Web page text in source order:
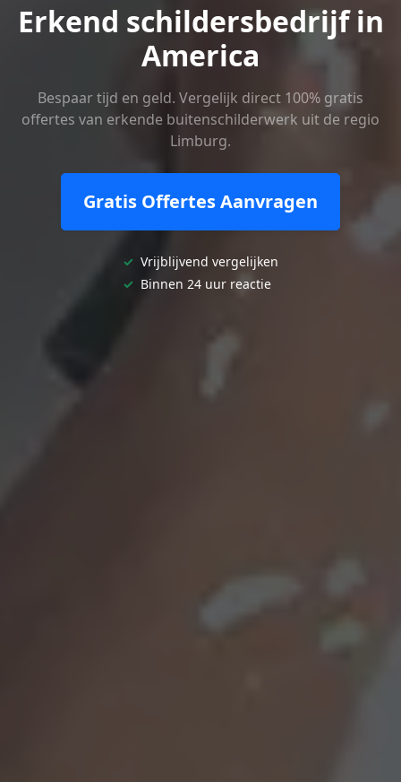
Erkend schildersbedrijf in
America
Bespaar tijd en geld. Vergelijk direct 100% gratis
offertes van erkende buitenschilderwerk uit de regio
Limburg.
Gratis Offertes Aanvragen
✓ Vrijblijvend vergelijken
✓ Binnen 24 uur reactie